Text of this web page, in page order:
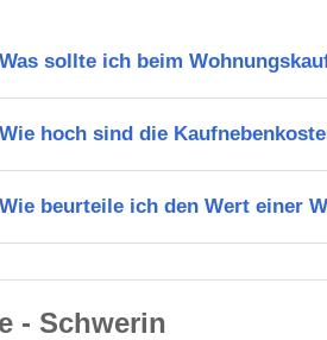
Was sollte ich beim
Wie hoch sind die
Wie beurteile ich den Wert einer
- Schwerin